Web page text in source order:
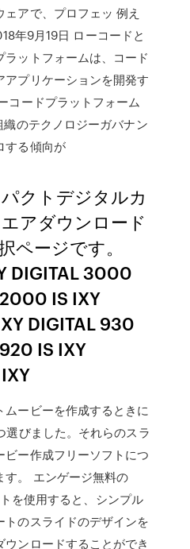
アで、プロフェッ 例え
年9月19日 ローコードと
ラットフォームは、コード
アプリケーションを開発す
コードプラットフォーム
のテクノロジーガバナン
する傾向が
クトデジタルカ
アダウンロード
ページです。
DIGITAL 3000
IS IXY
DIGITAL 930
IS IXY
ービーを作成するときに
選びました。それらのスラ
ー作成フリーソフトにつ
す。 エンゲージ無料の
を使用すると、シンプル
のスライドのデザインを
ンロードすることができ